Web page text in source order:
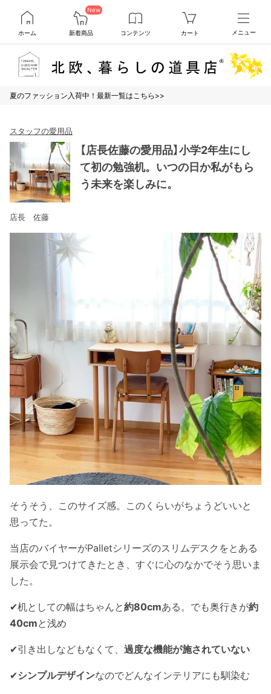
ホーム
New
新着商品 コンテンツ カート メニュー
夏のファッション入荷中！最新一覧はこちら>>
スタッフの愛用品
【店長佐藤の愛用品】小学2年生にし
て初の勉強机。いつの日か私がもら
う未来を楽しみに。
店長 佐藤
そうそう、このサイズ感。このくらいがちょうどいいと
思ってた。
当店のバイヤーがPalletシリーズのスリムデスクをとある
展示会で見つけてきたとき、すぐに心のなかでそう思いま
した。
✔︎机としての幅はちゃんと約80cmある。でも奥行きが約
40cmと浅め
✔︎引き出しなどもなくて、 過度な機能が施されていない
✔︎シンプルデザインなのでどんなインテリアにも馴染む